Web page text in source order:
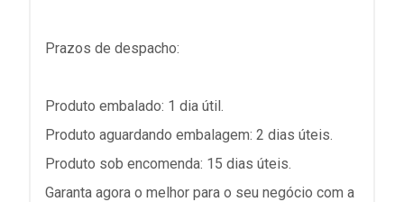
Prazos de despacho:
Produto embalado: 1 dia útil.
Produto aguardando embalagem: 2 dias úteis.
Produto sob encomenda: 15 dias úteis.
Garanta agora o melhor para o seu negócio com a